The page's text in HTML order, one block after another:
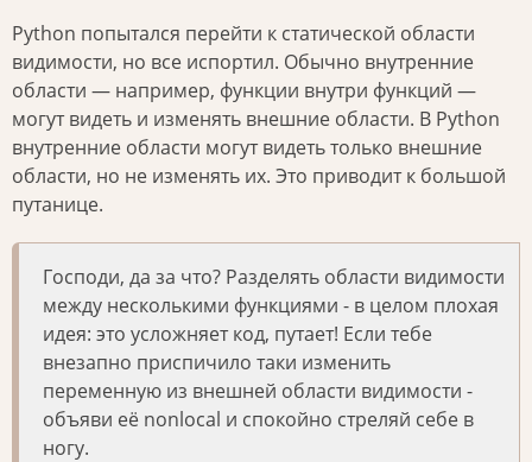
Python попытался перейти к статической области
видимости, но все испортил. Обычно внутренние
области — например, функции внутри функций —
могут видеть и изменять внешние области. В Python
внутренние области могут видеть только внешние
области, но не изменять их. Это приводит к большой
путанице.
Господи, да за что? Разделять области видимости
между несколькими функциями - в целом плохая
идея: это усложняет код, путает! Если тебе
внезапно приспичило таки изменить
переменную из внешней области видимости -
объяви её nonlocal и спокойно стреляй себе в
ногу.